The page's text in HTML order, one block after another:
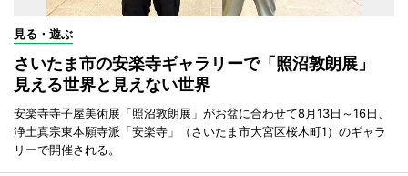
見る・遊ぶ
さいたま市の安楽寺ギャラリーで「照沼敦朗展」
見える世界と見えない世界
安楽寺寺子屋美術展「照沼敦朗展」がお盆に合わせて8月13日～16日、
浄土真宗東本願寺派「安楽寺」（さいたま市大宮区桜木町1）のギャラ
リーで開催される。